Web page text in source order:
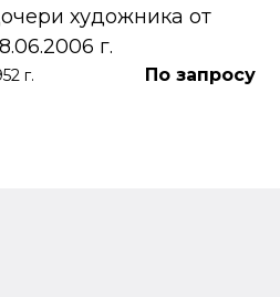
художника от
г.
г. По запросу